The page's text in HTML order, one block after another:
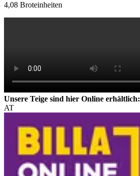
4,08 Broteinheiten
Unsere Teige sind hier Online erhältlich:
AT